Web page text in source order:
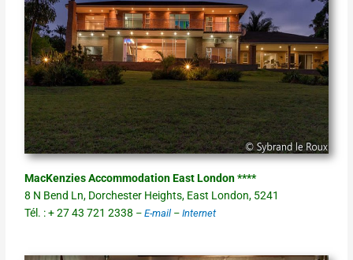
MacKenzies Accommodation East London ****
8 N Bend Ln, Dorchester Heights, East London, 5241
Tél. : + 27 43 721 2338 –E-mail –Internet